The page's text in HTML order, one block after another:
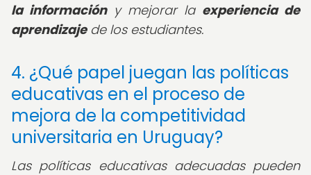
la informacióny mejorar la experiencia de
aprendizajede los estudiantes.
4. ¿Qué papel juegan las políticas
educativas en el proceso de
mejora de la competitividad
universitaria en Uruguay?
Las políticas educativas adecuadas pueden